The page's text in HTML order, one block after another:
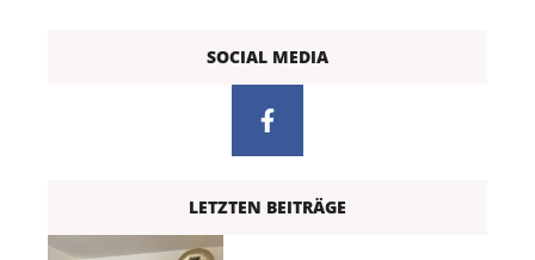
SOCIAL MEDIA
LETZTEN BEITRÄGE